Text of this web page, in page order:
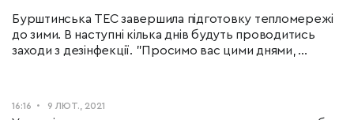
Бурштинська ТЕС завершила підготовку тепломережі
до зими. В наступні кілька днів будуть проводитись
заходи з дезінфекції. "Просимо вас цими днями, ...
16:16 9 ЛЮТ., 2021